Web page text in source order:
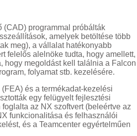
(CAD) programmal próbálták
amelyek betöltése több
meg), a vállalat hatékonyabb
felelős alelnöke tudta, hogy amellett,
hogy megoldást kell találnia a Falcon
folyamat stb. kezelésére.
és a termékadat-kezelési
egy felügyelt fejlesztési
az NX szoftvert (beleértve az
funkcionalitása és felhasználói
és a Teamcenter egyértelműen